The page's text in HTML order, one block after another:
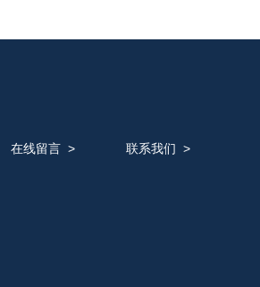
在线留言> 联系我们 >